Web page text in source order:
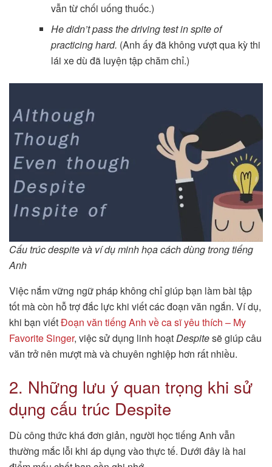
vẫn từ chối uống thuốc.)
He didn’t pass the driving test in spite of
practicing hard. (Anh ấy đã không vượt qua kỳ thi
lái xe dù đã luyện tập chăm chỉ.)
Cấu trúc despite và ví dụ minh họa cách dùng trong tiếng
Anh
Việc nắm vững ngữ pháp không chỉ giúp bạn làm bài tập
tốt mà còn hỗ trợ đắc lực khi viết các đoạn văn ngắn. Ví dụ,
khi bạn viếtĐoạn văn tiếng Anh về ca sĩ yêu thích – My
Favorite Singer, việc sử dụng linh hoạtDespitesẽ giúp câu
văn trở nên mượt mà và chuyên nghiệp hơn rất nhiều.
2. Những lưu ý quan trọng khi sử
dụng cấu trúc Despite
Dù công thức khá đơn giản, người học tiếng Anh vẫn
thường mắc lỗi khi áp dụng vào thực tế. Dưới đây là hai